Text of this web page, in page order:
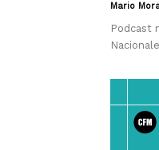
Mario
Podcast